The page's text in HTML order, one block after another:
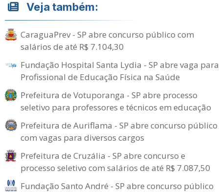
Veja também:
CaraguaPrev - SP abre concurso público com
salários de até R$ 7.104,30
Fundação Hospital Santa Lydia - SP abre vaga para
Profissional de Educação Física na Saúde
Prefeitura de Votuporanga - SP abre processo
seletivo para professores e técnicos em educação
Prefeitura de Auriflama - SP abre concurso público
com vagas para diversos cargos
Prefeitura de Cruzália - SP abre concurso e
processo seletivo com salários de até R$ 7.087,50
Fundação Santo André - SP abre concurso público